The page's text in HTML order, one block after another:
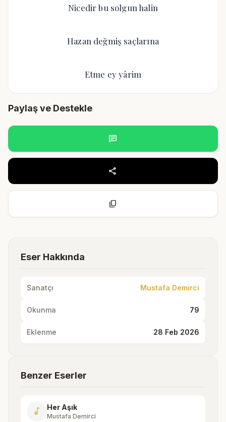
Nicedir bu solgun halin
Hazan değmiş saçlarına
Etme ey yârim
Paylaş ve Destekle
chat
share
content_copy
Eser Hakkında
Sanatçı Mustafa Demirci
Okunma 79
Eklenme 28 Feb 2026
Benzer Eserler
music_note Her Aşık
Mustafa Demirci